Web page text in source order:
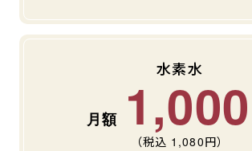
水素水
1,000
（税込 1,080円）